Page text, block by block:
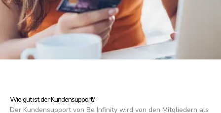
Wie gut ist der Kundensupport?
Der Kundensupport von Be Infinity wird von den Mitgliedern als